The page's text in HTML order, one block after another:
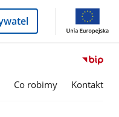
Co robimy Kontakt